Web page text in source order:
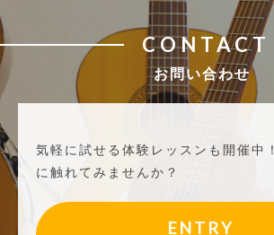
CONTACT
お問い合わせ
気軽に試せる体験レッスンも開催中！
に触れてみませんか？
ENTRY